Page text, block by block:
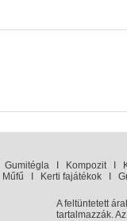
GumitéglaI KompozitI
Műfű Kerti fajátékokI
A feltüntetett
tartalmazzák.